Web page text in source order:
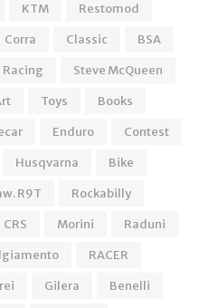
KTM
Restomod
Corra Classic
BSA
Racing
Steve McQueen
Toys
Books
Enduro
Contest
Husqvarna
Bike
R9T
Rockabilly
CRS Morini
Raduni
RACER
Gilera
Benelli